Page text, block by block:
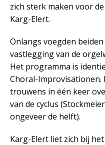
zich sterk maken voor
Karg-Elert.
Onlangs voegden
vastlegging van de
Het programma is
Choral-Improvisationen.
trouwens in één keer
van de cyclus
ongeveer de helft).
Karg-Elert liet zich bij